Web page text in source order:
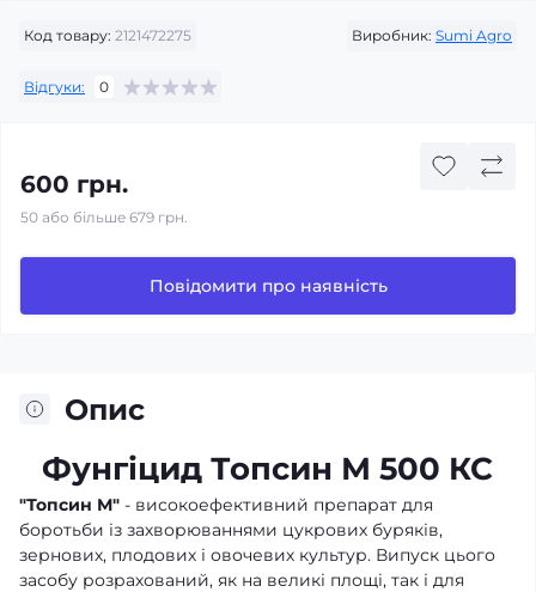
Код товару: 2121472275 Виробник: Sumi Agro
Відгуки: 0
600 грн.
50 або більше 679 грн.
Повідомити про наявність
Опис
Фунгіцид Топсин М 500 КС
"Топсин М" - високоефективний препарат для
боротьби із захворюваннями цукрових буряків,
зернових, плодових і овочевих культур. Випуск цього
засобу розрахований, як на великі площі, так і для